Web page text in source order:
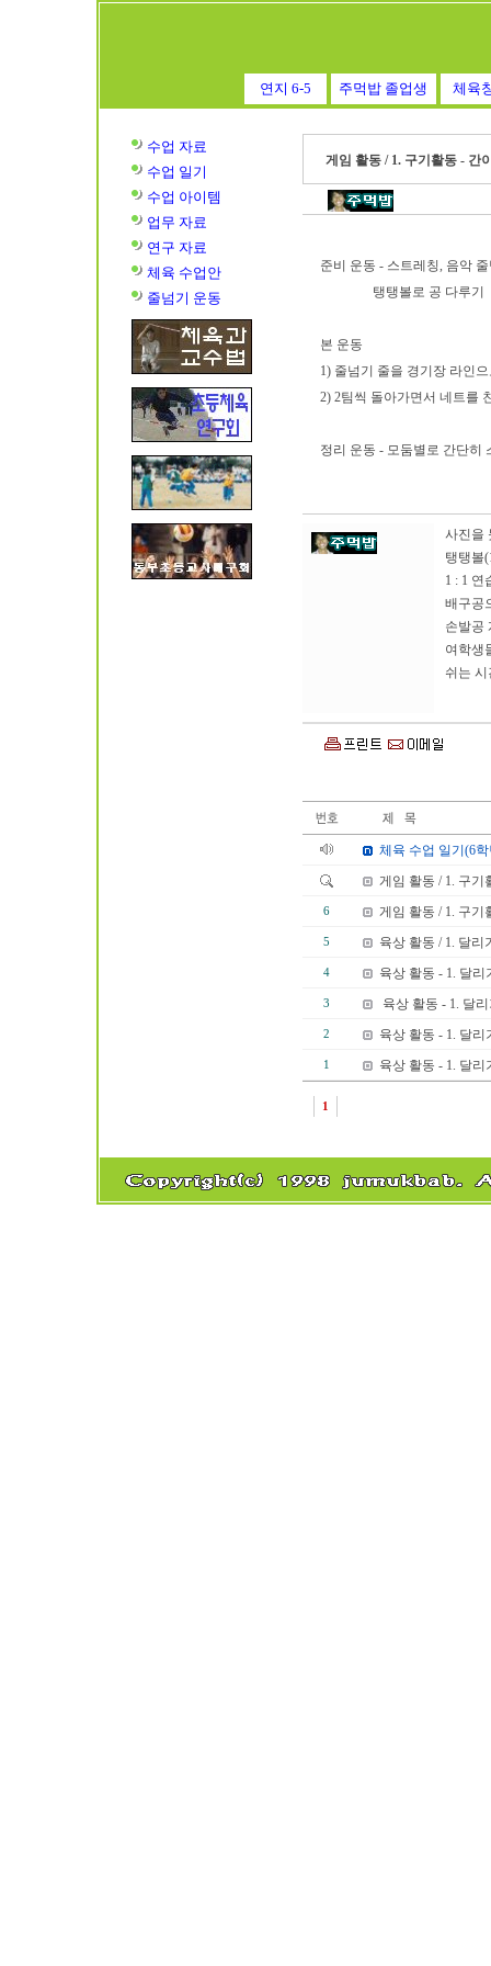
연지 6-5 주먹밥 졸업생 체육
수업 자료
수업 일기
수업 아이템
업무 자료
연구 자료
체육 수업안
줄넘기 운동
게임 활동 / 1. 구기활동 - 간
준비 운동 - 스트레칭, 음악
탱탱볼로 공 다루기
본 운동
1) 줄넘기 줄을 경기장 라인
2) 2팀씩 돌아가면서 네트를
정리 운동 - 모둠별로 간단히
사진을
탱탱볼
1 : 1 연
배구공
손발공
여학생
쉬는 시
체육 수업 일기(6
게임 활동 / 1. 구기
6 게임 활동 / 1. 구기
5 육상 활동 / 1. 달리
4 육상 활동 - 1. 달리
3 육상 활동 - 1. 달
2 육상 활동 - 1. 달리
1 육상 활동 - 1. 달리
1